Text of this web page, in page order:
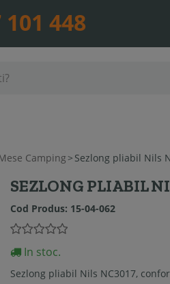
101 448
Camping > Sezlong pliabil Nils
SEZLONG PLIABIL
Cod Produs: 15-04-062
In stoc.
Sezlong pliabil Nils NC3017,